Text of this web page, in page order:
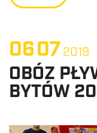
06072019
OBÓZ
BYTÓW